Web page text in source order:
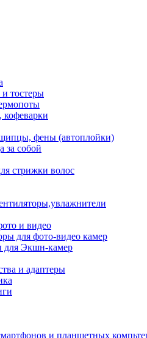
тостеры
фены (автоплойки)
за собой
стрижки волос
и видео
для фото-видео камер
для Экшн-камер
и адаптеры
и планшетных